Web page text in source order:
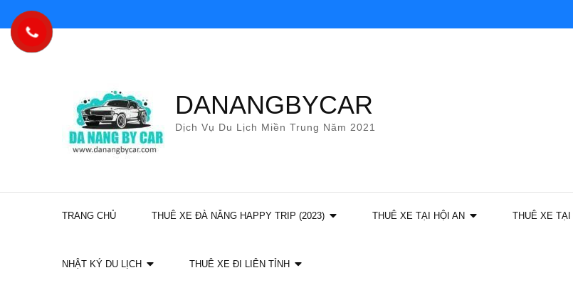
qua
DANANGBYCAR
Dịch Vụ Du Lịch Miền Trung Năm 2021
TRANG CHỦ THUÊ XE ĐÀ NẴNG HAPPY TRIP (2023) THUÊ XE TẠI HỘI AN THUÊ XE TẠI
NHẬT KÝ DU LỊCH THUÊ XE ĐI LIÊN TỈNH